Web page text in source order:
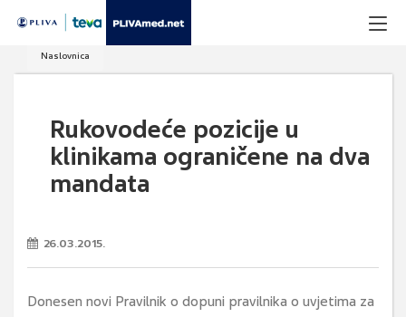
Naslovnica
Rukovodeće pozicije u
klinikama ograničene na dva
mandata
26.03.2015.
Donesen novi Pravilnik o dopuni pravilnika o uvjetima za